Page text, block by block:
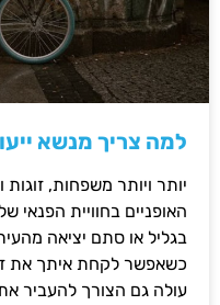
למה צריך מנשא
יותר ויותר משפחות,
האופניים בחוויית הפנאי
בגליל או סתם יציאה
כשאפשר לקחת איתך את
עולה גם הצורך להעביר